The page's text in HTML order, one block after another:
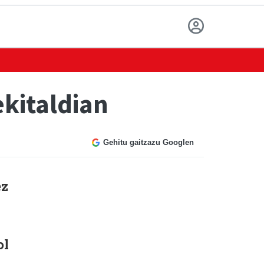
Gehitu gaitzazu Googlen